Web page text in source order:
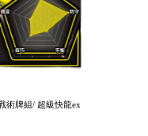
術牌組/ 超級快龍ex